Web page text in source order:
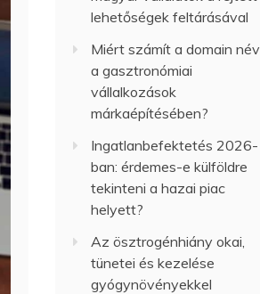
lehetőségek feltárásával
Miért számít a domain név
a gasztronómiai
vállalkozások
márkaépítésében?
Ingatlanbefektetés 2026-
ban: érdemes-e külföldre
tekinteni a hazai piac
helyett?
Az ösztrogénhiány okai,
tünetei és kezelése
gyógynövényekkel